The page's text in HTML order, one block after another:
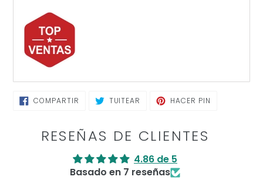
COMPARTIR COMPARTIRTUITEAR TUITEARHACER PIN
RESEÑAS DE CLIENTES
4.86 de 5
Basado en 7 reseñas